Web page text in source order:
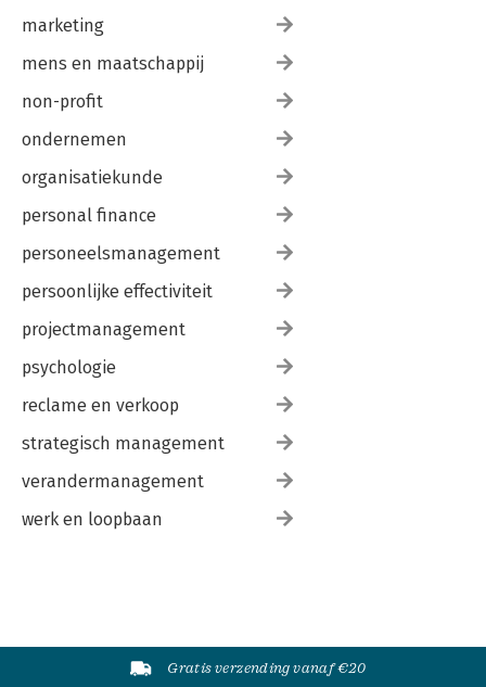
marketing
mens en maatschappij
non-profit
ondernemen
organisatiekunde
personal finance
personeelsmanagement
persoonlijke effectiviteit
projectmanagement
psychologie
reclame en verkoop
strategisch management
verandermanagement
werk en loopbaan
Gratis verzending vanaf €20